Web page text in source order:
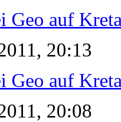
Geo auf
20:13
Geo auf
20:08